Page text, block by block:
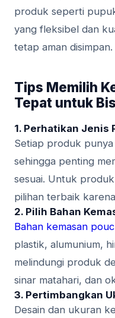
produk seperti
yang fleksibel dan
tetap aman disimpan.
Tips Memilih
Tepat untuk
1. Perhatikan Jenis
Setiap produk
sehingga penting
sesuai. Untuk
pilihan terbaik
2. Pilih Bahan
Bahan kemasan
plastik, alumunium,
melindungi produk
sinar matahari, dan
3. Pertimbangkan
Desain dan ukuran